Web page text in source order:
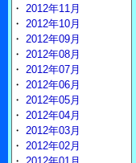
・ 2012年11月
・ 2012年10月
・ 2012年09月
・ 2012年08月
・ 2012年07月
・ 2012年06月
・ 2012年05月
・ 2012年04月
・ 2012年03月
・ 2012年02月